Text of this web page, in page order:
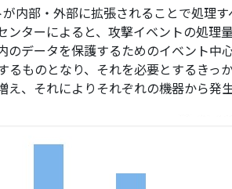
内部・外部に拡張されることで処理
ンターによると、攻撃イベントの処理
のデータを保護するためのイベント中
るものとなり、それを必要とするきっ
え、それによりそれぞれの機器から発